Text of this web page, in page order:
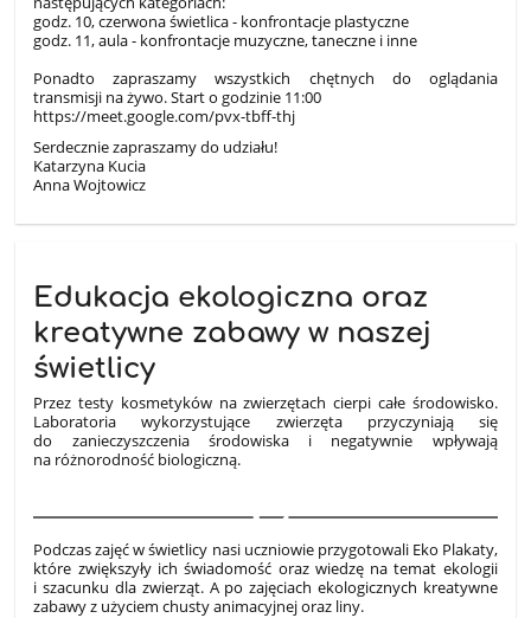
godz. 10, czerwona świetlica - konfrontacje plastyczne
godz. 11, aula - konfrontacje muzyczne, taneczne i inne
Ponadto zapraszamy wszystkich chętnych do oglądania
transmisji na żywo. Start o godzinie 11:00
https://meet.google.com/pvx-tbff-thj
Serdecznie zapraszamy do udziału!
Katarzyna Kucia
Anna Wojtowicz
Edukacja ekologiczna oraz
kreatywne zabawy w naszej
świetlicy
Przez testy kosmetyków na zwierzętach cierpi całe środowisko.
Laboratoria wykorzystujące zwierzęta przyczyniają się
do zanieczyszczenia środowiska i negatywnie wpływają
na różnorodność biologiczną.
4
Podczas zajęć w świetlicy nasi uczniowie przygotowali Eko Plakaty,
które zwiększyły ich świadomość oraz wiedzę na temat ekologii
i szacunku dla zwierząt. A po zajęciach ekologicznych kreatywne
zabawy z użyciem chusty animacyjnej oraz liny.